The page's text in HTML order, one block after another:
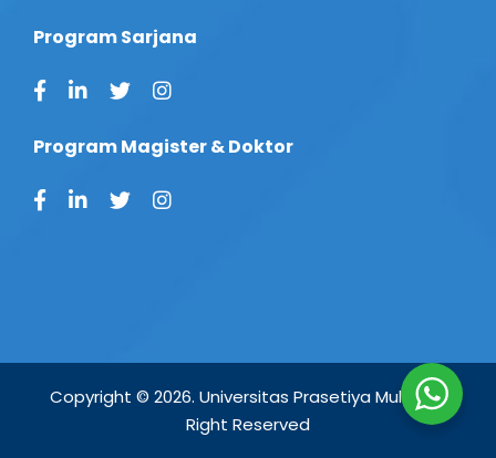
Program Sarjana
Program Magister & Doktor
Copyright © 2026. Universitas Prasetiya Mulya. All
Right Reserved